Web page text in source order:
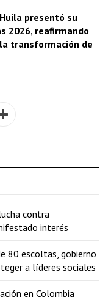
presentó su
2026, reafirmando
transformación de
contra
interés
80 escoltas, gobierno
a líderes sociales
en Colombia